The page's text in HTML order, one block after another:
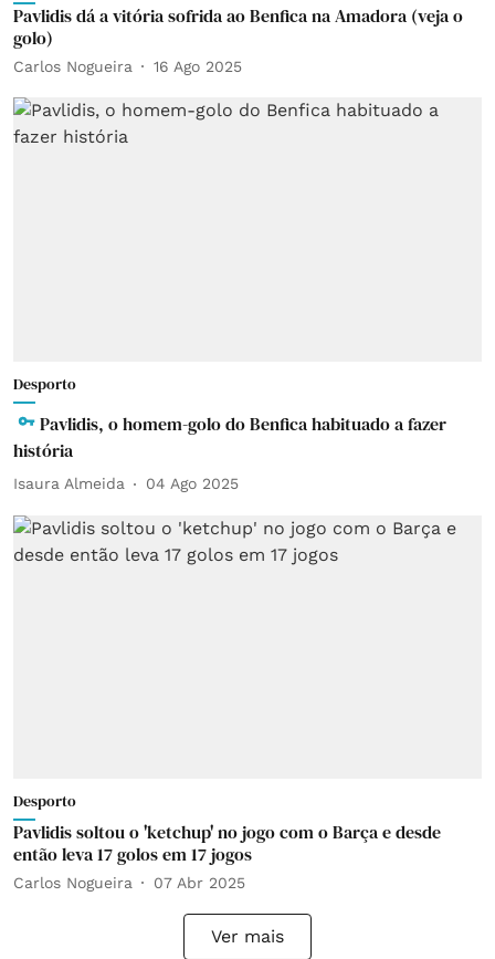
Pavlidis dá a vitória sofrida ao Benfica na Amadora (veja o
golo)
Carlos Nogueira 16 Ago 2025
Desporto
Pavlidis, o homem-golo do Benfica habituado a fazer
história
Isaura Almeida 04 Ago 2025
Desporto
Pavlidis soltou o 'ketchup' no jogo com o Barça e desde
então leva 17 golos em 17 jogos
Carlos Nogueira 07 Abr 2025
Ver mais